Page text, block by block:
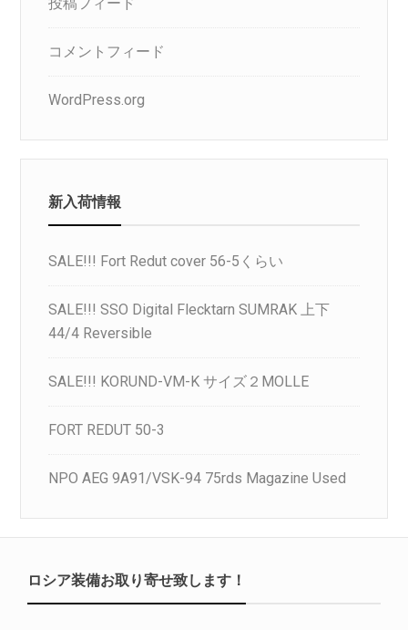
コメントフィード
WordPress.org
新入荷情報
SALE!!! Fort Redut cover 56-5くらい
SALE!!! SSO Digital Flecktarn SUMRAK 上下
44/4 Reversible
SALE!!! KORUND-VM-K サイズ２MOLLE
FORT REDUT 50-3
NPO AEG 9A91/VSK-94 75rds Magazine Used
ロシア装備お取り寄せ致します！